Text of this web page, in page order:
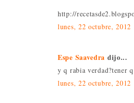
http://
lunes, 22 octubre, 2012
Espe Saavedra dijo...
y q rabia verdad?tener
lunes, 22 octubre, 2012